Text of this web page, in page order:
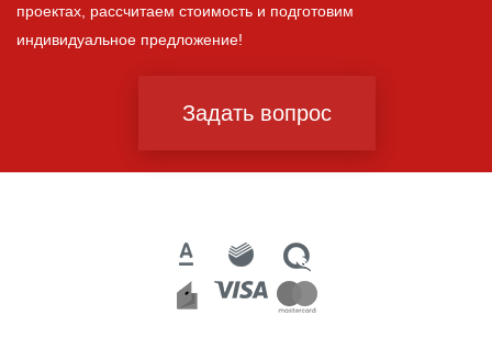
проектах, рассчитаем стоимость и подготовим
индивидуальное предложение!
Задать вопрос